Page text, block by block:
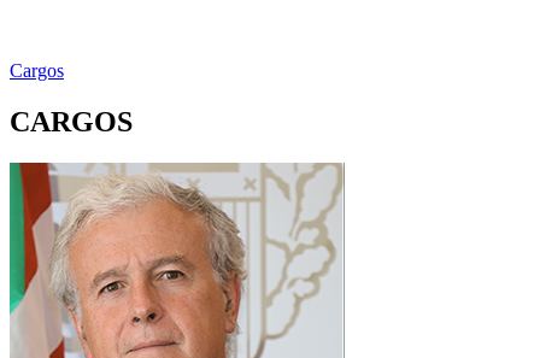
Cargos
CARGOS